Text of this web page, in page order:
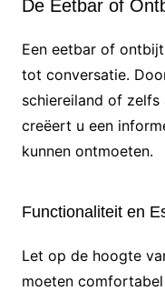
De Eetbar of
Een eetbar of
tot conversatie.
schiereiland of zelfs
creëert u een
kunnen ontmoeten.
Functionaliteit en
Let op de hoogte
moeten